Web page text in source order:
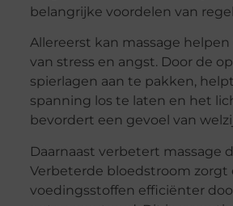
belangrijke voordelen van
Allereerst kan massage
van stress en angst. Door de
spierlagen aan te pakken,
spanning los te laten en het
bevordert een gevoel van
Daarnaast verbetert massage
Verbeterde bloedstroom zorgt
voedingsstoffen efficiënter